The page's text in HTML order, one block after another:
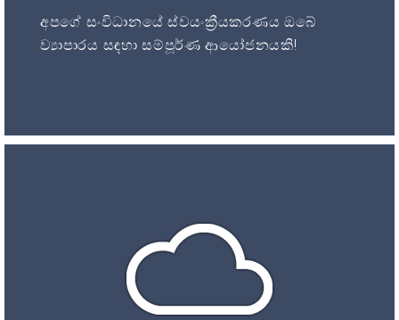
අපගේ සංවිධානයේ ස්වයංක්‍රීයකරණය ඔබේ
ව්‍යාපාරය සඳහා සම්පූර්ණ ආයෝජනයකි!